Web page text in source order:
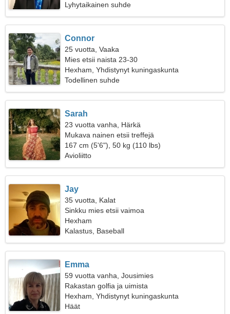
Lyhytaikainen suhde
Connor
25 vuotta, Vaaka
Mies etsii naista 23-30
Hexham, Yhdistynyt kuningaskunta
Todellinen suhde
Sarah
23 vuotta vanha, Härkä
Mukava nainen etsii treffejä
167 cm (5'6"), 50 kg (110 lbs)
Avioliitto
Jay
35 vuotta, Kalat
Sinkku mies etsii vaimoa
Hexham
Kalastus, Baseball
Emma
59 vuotta vanha, Jousimies
Rakastan golfia ja uimista
Hexham, Yhdistynyt kuningaskunta
Häät